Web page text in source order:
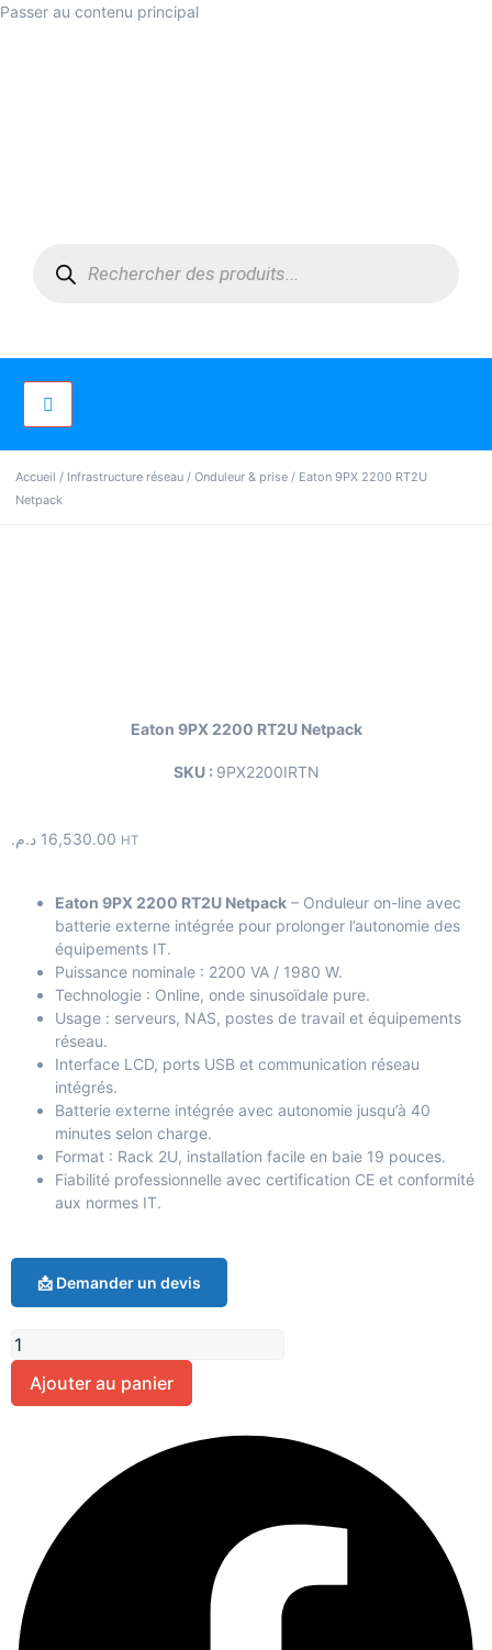
Passer au contenu principal
Accueil / Infrastructure réseau / Onduleur & prise / Eaton 9PX 2200 RT2U
Netpack
Eaton 9PX 2200 RT2U Netpack
SKU : 9PX2200IRTN
16,530.00 د.م. HT
Eaton 9PX 2200 RT2U Netpack – Onduleur on-line avec
batterie externe intégrée pour prolonger l’autonomie des
équipements IT.
Puissance nominale : 2200 VA / 1980 W.
Technologie : Online, onde sinusoïdale pure.
Usage : serveurs, NAS, postes de travail et équipements
réseau.
Interface LCD, ports USB et communication réseau
intégrés.
Batterie externe intégrée avec autonomie jusqu’à 40
minutes selon charge.
Format : Rack 2U, installation facile en baie 19 pouces.
Fiabilité professionnelle avec certification CE et conformité
aux normes IT.
📩 Demander un devis
Ajouter au panier